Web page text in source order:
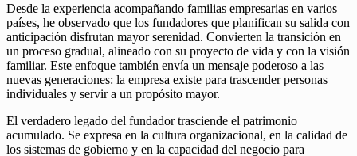
Desde la experiencia acompañando familias empresarias en varios
países, he observado que los fundadores que planifican su salida con
anticipación disfrutan mayor serenidad. Convierten la transición en
un proceso gradual, alineado con su proyecto de vida y con la visión
familiar. Este enfoque también envía un mensaje poderoso a las
nuevas generaciones: la empresa existe para trascender personas
individuales y servir a un propósito mayor.
El verdadero legado del fundador trasciende el patrimonio
acumulado. Se expresa en la cultura organizacional, en la calidad de
los sistemas de gobierno y en la capacidad del negocio para